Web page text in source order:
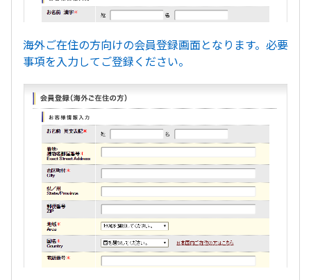
海外ご在住の方向けの会員登録画面となります。必要
事項を入力してご登録ください。